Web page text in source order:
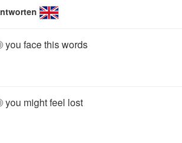
you face this words
you might feel lost